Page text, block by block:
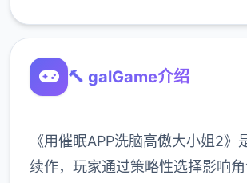
🔨 galGame介绍
《用催眠APP洗脑高傲大小姐2》
续作，玩家通过策略性选择影响